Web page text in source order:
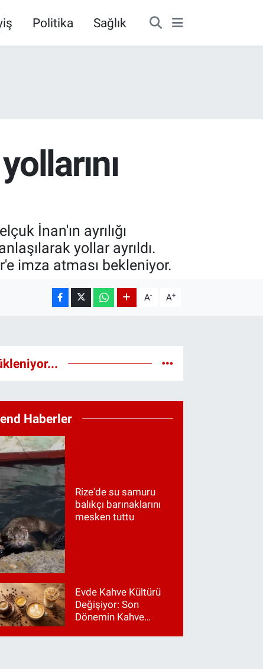
Politika Sağlık
İnan'ın ayrılığı
yollar ayrıldı.
imza atması bekleniyor.
A- A+
Haberler
Rize'de su samuru
balıkçı barınaklarını
mesken tuttu
Evde Kahve Kültürü
Değişiyor: Son
Dönemin Kahve